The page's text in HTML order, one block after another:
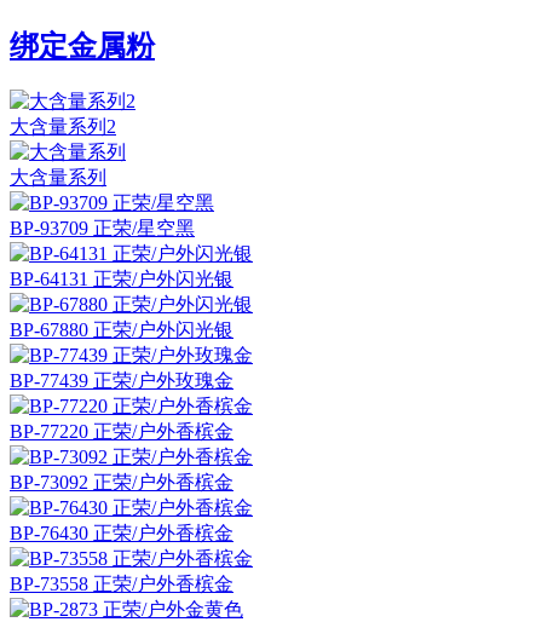
绑定金属粉
大含量系列2
大含量系列
BP-93709 正荣/星空黑
BP-64131 正荣/户外闪光银
BP-67880 正荣/户外闪光银
BP-77439 正荣/户外玫瑰金
BP-77220 正荣/户外香槟金
BP-73092 正荣/户外香槟金
BP-76430 正荣/户外香槟金
BP-73558 正荣/户外香槟金